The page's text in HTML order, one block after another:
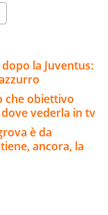
la Juventus:
che obiettivo
dove vederla in tv
è da
ancora, la